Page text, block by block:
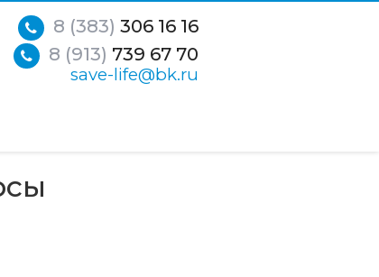
8 (383) 306 16 16
8 (913) 739 67 70
save-life@bk.ru